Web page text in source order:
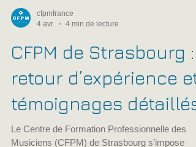
4 avr.
4 min de lecture
CFPM de Strasbourg :
retour d’expérience et
témoignages détaillés